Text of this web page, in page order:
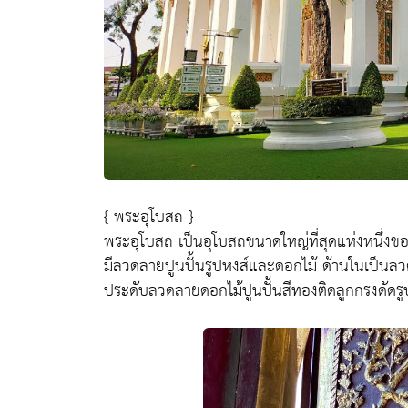
{ พระอุโบสถ }
พระอุโบสถ เป็นอุโบสถขนาดใหญ่ที่สุดแห่งหนึ่งข
มีลวดลายปูนปั้นรูปหงส์และดอกไม้ ด้านในเป็น
ประดับลวดลายดอกไม้ปูนปั้นสีทองติดลูกกรงดัด